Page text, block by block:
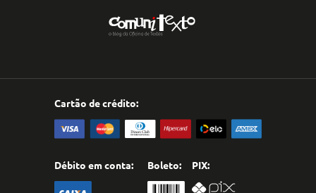
Cartão de crédito:
Débito em conta: Boleto: PIX: